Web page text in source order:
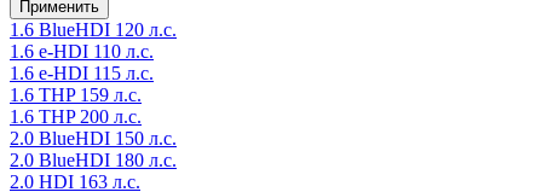
1.6 BlueHDI 120 л.с.
1.6 e-HDI 110 л.с.
1.6 e-HDI 115 л.с.
1.6 THP 159 л.с.
1.6 THP 200 л.с.
2.0 BlueHDI 150 л.с.
2.0 BlueHDI 180 л.с.
2.0 HDI 163 л.с.